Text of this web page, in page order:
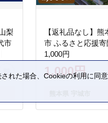
梨
市
【返礼品なし】熊
市 ふるさと応援寄
1,000円
1,000円
れた場合、Cookieの利用に同